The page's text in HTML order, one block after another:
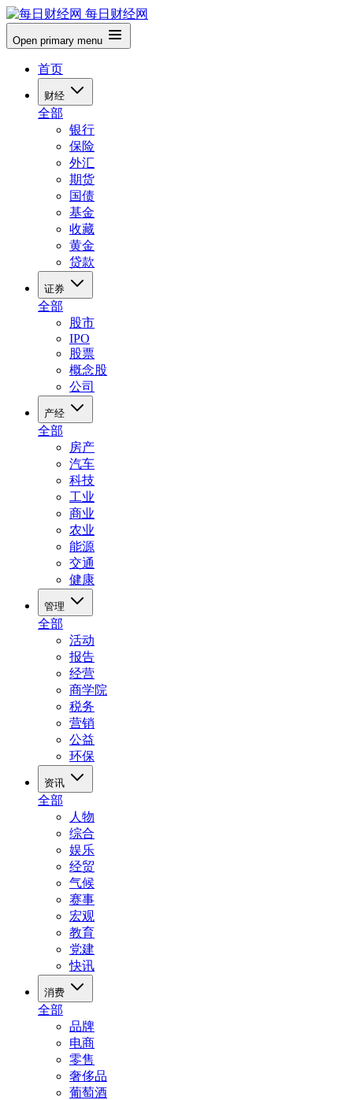
每日财经网
Open primary menu
首页
财经
全部
银行
保险
外汇
期货
国债
基金
收藏
黄金
贷款
证券
全部
股市
IPO
股票
概念股
公司
产经
全部
房产
汽车
科技
工业
商业
农业
能源
交通
健康
管理
全部
活动
报告
经营
商学院
税务
营销
公益
环保
资讯
全部
人物
综合
娱乐
经贸
气候
赛事
宏观
教育
党建
快讯
消费
全部
品牌
电商
零售
奢侈品
葡萄酒